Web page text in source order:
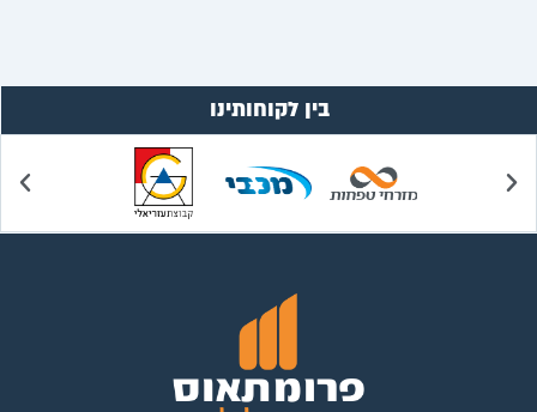
בין לקוחותינו